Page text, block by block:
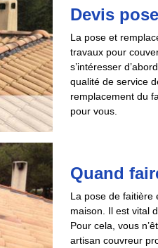
Devis
La pose et
travaux pour
s’intéresser
qualité de service
remplacement du
pour vous.
Quand
La pose de faitière
maison. Il est vital
Pour cela, vous
artisan couvreur